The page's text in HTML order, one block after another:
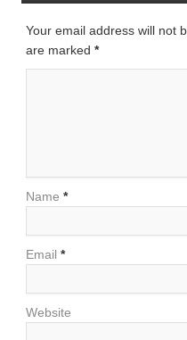
Your email address will not
are marked *
Name *
Email *
Website